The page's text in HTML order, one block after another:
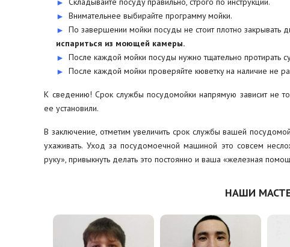
Складывайте посуду правильно, строго по инструкции.
Внимательнее выбирайте программу мойки.
По завершении мойки посуды не стоит плотно закрывать
испариться из моющей камеры.
После каждой мойки посуды нужно тщательно протирать
После каждой мойки проверяйте кюветку на наличие не
К сведению! Срок службы посудомойки напрямую зависит не
ее установили.
В заключение, отметим увеличить срок службы вашей
ухаживать. Уход за посудомоечной машиной это совсем
руку», привыкнуть делать это постоянно и ваша «железная
НАШИ